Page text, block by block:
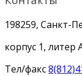
198259, Санкт-
корпус 1, литер
Тел/факс